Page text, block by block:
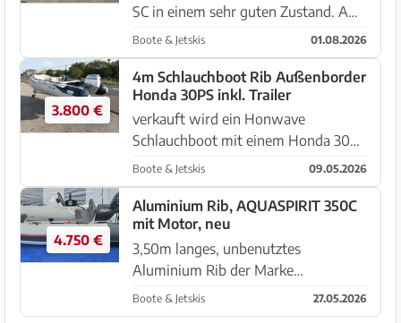
SC in einem sehr guten Zustand. Am
Boot ist ein Yamaha VF90L VMAX
SHO Motor montiert. Das Boot ist
Baujahr 2022, es war immer in einer
Halle gelagert und nur im Somme...
Boote & Jetskis 01.08.2026
3.800 €
4m Schlauchboot Rib Außenborder
Honda 30PS inkl. Trailer
verkauft wird ein Honwave
Schlauchboot mit einem Honda 30PS
Außenborder 4 Takt. mit
Steuerstand und spezieller Sitzbank
Das Boot befindet sich auf Mallorca!
Transport nach Deutschland kann
organis...
Boote & Jetskis 09.05.2026
4.750 €
Aluminium Rib, AQUASPIRIT 350C
mit Motor, neu
3,50m langes, unbenutztes
Aluminium Rib der Marke
AQUASPIRIT, aus der Ukraine, mit 20
PS Tohatsu Aussenborder (ebenfalls
Boote & Jetskis 27.05.2026